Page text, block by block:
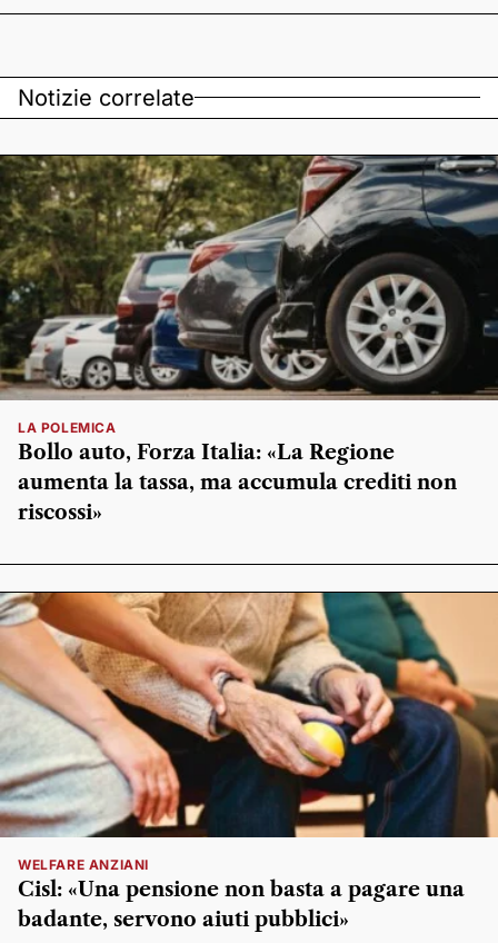
Notizie correlate
LA POLEMICA
Bollo auto, Forza Italia: «La Regione
aumenta la tassa, ma accumula crediti non
riscossi»
WELFARE ANZIANI
Cisl: «Una pensione non basta a pagare una
badante, servono aiuti pubblici»